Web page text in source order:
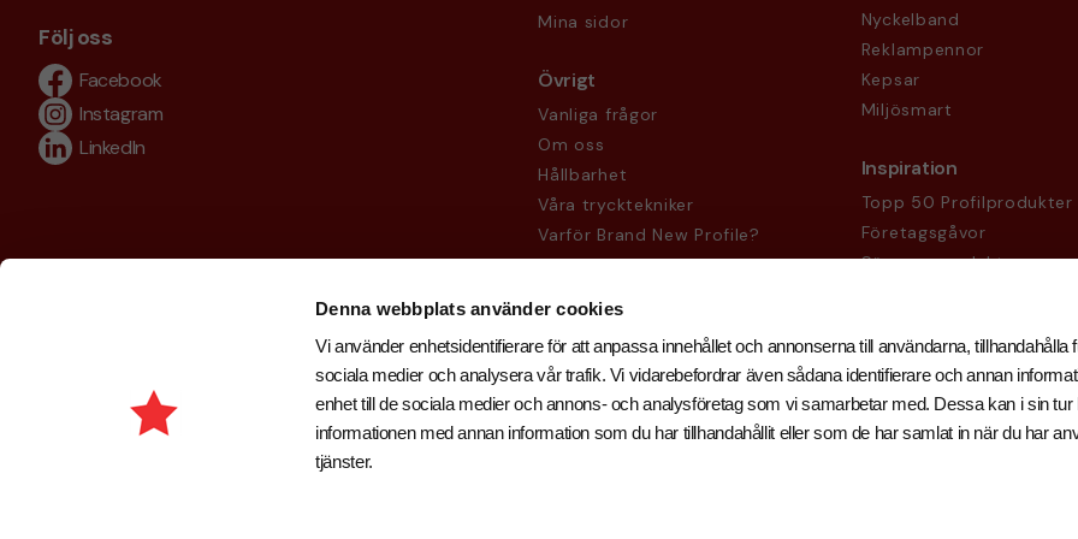
Denna webbplats använder cookies
Vi använder enhetsidentifierare för att anpassa innehållet och annonserna till användarna, tillhandahålla
sociala medier och analysera vår trafik. Vi vidarebefordrar även sådana identifierare och annan
enhet till de sociala medier och annons- och analysföretag som vi samarbetar med. Dessa kan i sin tur
informationen med annan information som du har tillhandahållit eller som de har samlat in när du har
tjänster.
Följ oss
Facebook
Instagram
LinkedIn
Mina sidor
Övrigt
Vanliga frågor
Om oss
Hållbarhet
Våra trycktekniker
Varför Brand New Profile?
Köpvillkor
Nyckelband
Reklampennor
Kepsar
Miljösmart
Inspiration
Topp 50 Profilprodukter
Företagsgåvor
Säsongsprodukter